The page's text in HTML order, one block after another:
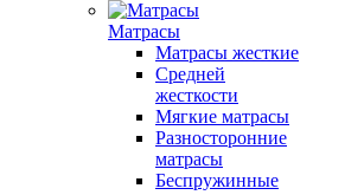
Матрасы
Матрасы жесткие
Средней
жесткости
Мягкие матрасы
Разносторонние
матрасы
Беспружинные